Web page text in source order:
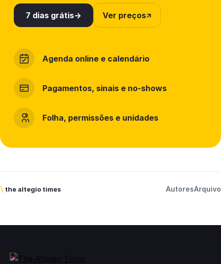
7 dias grátis Ver preços
Agenda online e calendário
Pagamentos, sinais e no-shows
Folha, permissões e unidades
\ the altegio times AutoresArquivo